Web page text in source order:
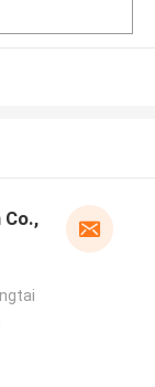
Co.,